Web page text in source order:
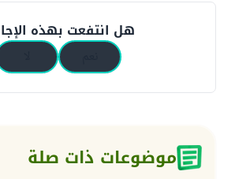
هل انتفعت بهذه
موضوعات ذات صلة